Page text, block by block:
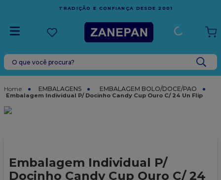
FRETE GRÁTIS
ESPÍRITO SANTO
O que você procura?
EMBALAGENS EMBALAGEM BOLO/DOCE/PAO
Embalagem Individual P/ Docinho Candy Cup Ouro C/ 24 Un Flip
Embalagem Individual P/
Docinho Candy Cup Ouro C/ 24
TERMOS MAIS BUSCADOS
leite condensado
6
sacola